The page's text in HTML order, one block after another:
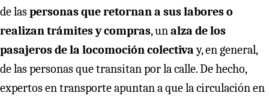
de laspersonas que retornan a sus labores o
realizan trámites y compras, unalza de los
pasajeros de la locomoción colectivay, en general,
de las personas que transitan por la calle. De hecho,
expertos en transporte apuntan a que la circulación en